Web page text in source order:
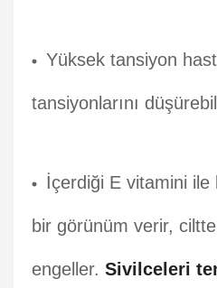
Yüksek tansiyon
tansiyonlarını
İçerdiği E vitamini
bir görünüm verir,
engeller. Sivilceleri